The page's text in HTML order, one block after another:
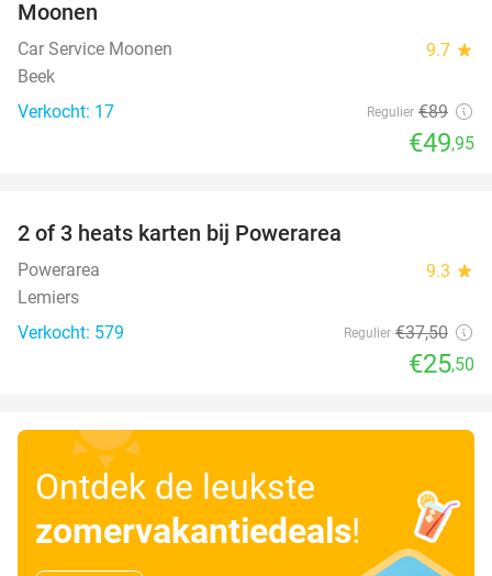
Moonen
Car Service Moonen 9.7 star
Beek
Verkocht: 17
Regulier €89
€49,95
2 of 3 heats karten bij Powerarea
Powerarea 9.3 star
Lemiers
Verkocht: 579
Regulier €37,50
€25,50
Ontdek de leukste
zomervakantiedeals!